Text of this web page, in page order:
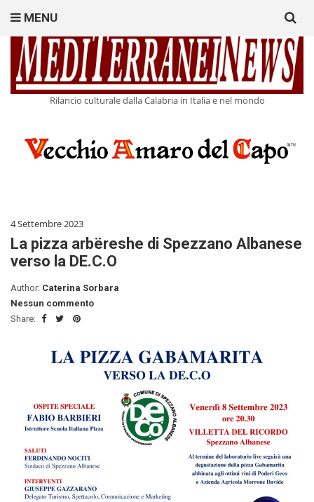
Rilancio culturale dalla Calabria in Italia e nel mondo
MENU
for:
4 Settembre 2023
La pizza arbëreshe di Spezzano Albanese
verso la DE.C.O
Author: Caterina Sorbara
Nessun commento
Share: